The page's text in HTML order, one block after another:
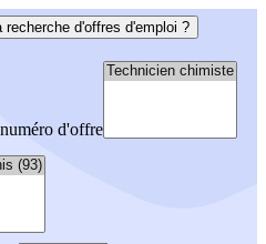
recherche d'offres d'emploi ?
d'offre